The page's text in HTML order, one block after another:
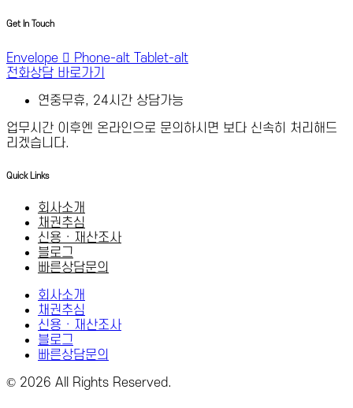
Get In Touch
Envelope Phone-alt
Tablet-alt
전화상담 바로가기
연중무휴, 24시간 상담가능
업무시간 이후엔 온라인으로 문의하시면 보다 신속히 처리해드
리겠습니다.
Quick Links
회사소개
채권추심
신용 · 재산조사
블로그
빠른상담문의
회사소개
채권추심
신용 · 재산조사
블로그
빠른상담문의
© 2026 All Rights Reserved.